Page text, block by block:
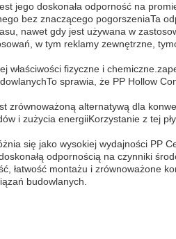
jego doskonała odporność na
bez znaczącego pogorszeniaTa
nawet gdy jest używana w
w tym reklamy zewnętrzne,
właściwości fizyczne i
sprawia, że PP Hollow
zrównoważoną alternatywą dla
i zużycia energiiKorzystanie z tej
się jako wysokiej wydajności PP
odpornością na czynniki
łatwość montażu i
budowlanych.